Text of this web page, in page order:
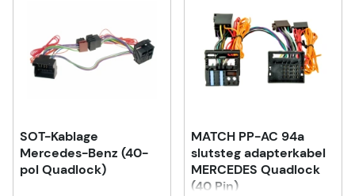
SOT-Kablage
Mercedes-Benz (40-
pol Quadlock)
MATCH PP-AC 94a
slutsteg adapterkabel
MERCEDES Quadlock
(40 Pin)